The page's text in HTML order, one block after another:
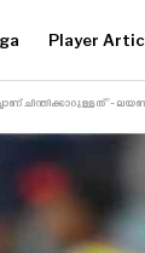
Player